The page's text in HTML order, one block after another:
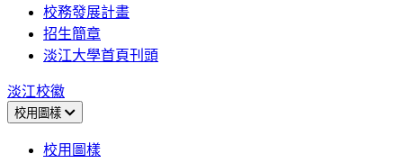
校務發展計畫
招生簡章
淡江大學首頁刊頭
淡江校徽
校用圖樣
校用圖樣